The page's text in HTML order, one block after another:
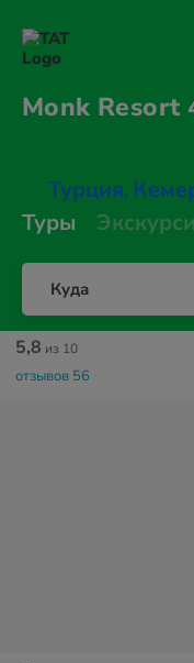
Monk Resort
Турция,
Туры
Куда
5,8 из 10
отзывов 56